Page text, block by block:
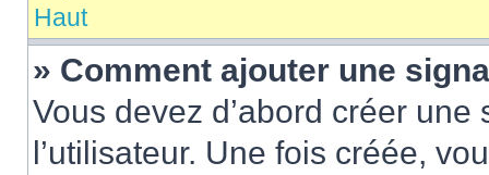
Haut
» Comment ajouter une
Vous devez d’abord créer
l’utilisateur. Une fois créée,